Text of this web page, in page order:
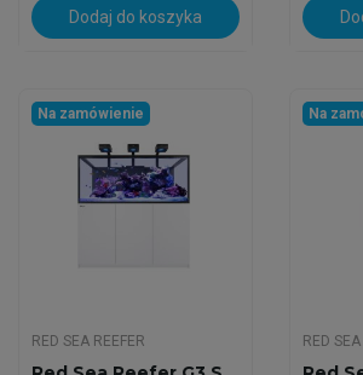
Dodaj do koszyka
Na zamówienie
RED SEA REEFER
Na
RED